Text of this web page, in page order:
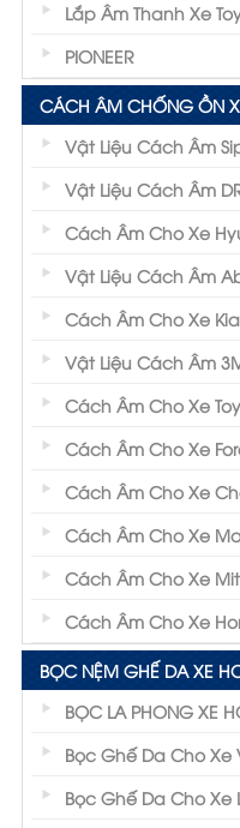
Lắp Âm Thanh Xe
PIONEER
CÁCH ÂM CHỐNG ỒN
Vật Liệu Cách Âm
Vật Liệu Cách Âm
Cách Âm Cho Xe
Vật Liệu Cách Âm
Cách Âm Cho Xe Kia
Vật Liệu Cách Âm
Cách Âm Cho Xe
Cách Âm Cho Xe
Cách Âm Cho Xe
Cách Âm Cho Xe
Cách Âm Cho Xe
Cách Âm Cho Xe
BỌC NỆM GHẾ DA XE
BỌC LA PHONG XE
Bọc Ghế Da Cho Xe
Bọc Ghế Da Cho Xe